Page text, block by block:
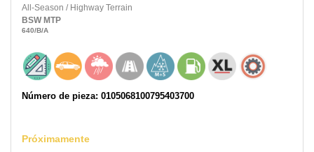
All-Season / Highway Terrain
BSW MTP
640/B/A
Número de pieza: 0105068100795403700
Próximamente